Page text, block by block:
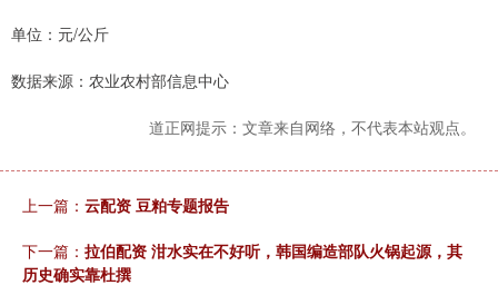
单位：元/公斤
数据来源：农业农村部信息中心
道正网提示：文章来自网络，不代表本站观点。
上一篇： 云配资 豆粕专题报告
下一篇： 拉伯配资 泔水实在不好听，韩国编造部队火锅起源，其
历史确实靠杜撰